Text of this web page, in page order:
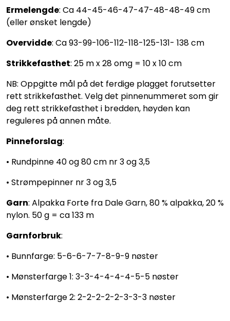
Ermelengde: Ca 44-45-46-47-47-48-48-49 cm
(eller ønsket lengde)
Overvidde: Ca 93-99-106-112-118-125-131- 138 cm
Strikkefasthet: 25 m x 28 omg = 10 x 10 cm
NB: Oppgitte mål på det ferdige plagget forutsetter
rett strikkefasthet. Velg det pinnenummeret som gir
deg rett strikkefasthet i bredden, høyden kan
reguleres på annen måte.
Pinneforslag:
• Rundpinne 40 og 80 cm nr 3 og 3,5
• Strømpepinner nr 3 og 3,5
Garn: Alpakka Forte fra Dale Garn, 80 % alpakka, 20 %
nylon. 50 g = ca 133 m
Garnforbruk:
• Bunnfarge: 5-6-6-7-7-8-9-9 nøster
• Mønsterfarge 1: 3-3-4-4-4-4-5-5 nøster
• Mønsterfarge 2: 2-2-2-2-2-3-3-3 nøster